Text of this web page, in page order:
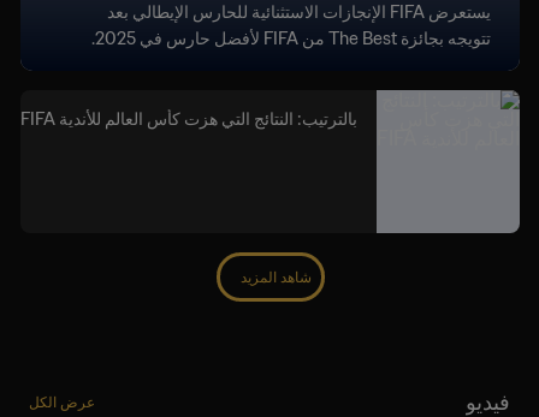
يستعرض FIFA الإنجازات الاستثنائية للحارس الإيطالي بعد
تتويجه بجائزة The Best من FIFA لأفضل حارس في 2025.
بالترتيب: النتائج التي هزت كأس العالم للأندية FIFA
شاهد المزيد
فيديو عرض الكل